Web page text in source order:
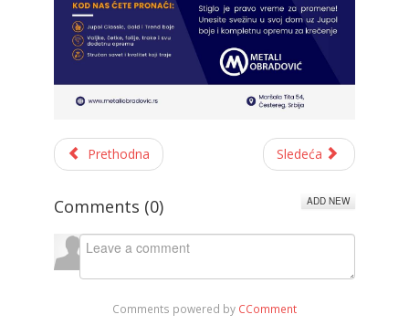
Prethodna Sledeća
Comments (0) ADD NEW
Comments powered by CComment